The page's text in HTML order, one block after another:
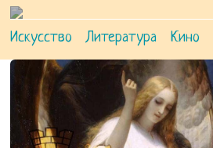
Искусство Литература Кино